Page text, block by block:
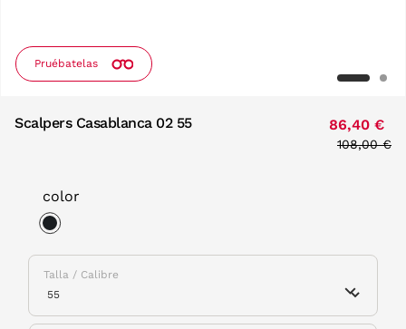
Pruébatelas
Scalpers Casablanca 02 55 86,40 €
Price
108,00 €
color
Talla / Calibre